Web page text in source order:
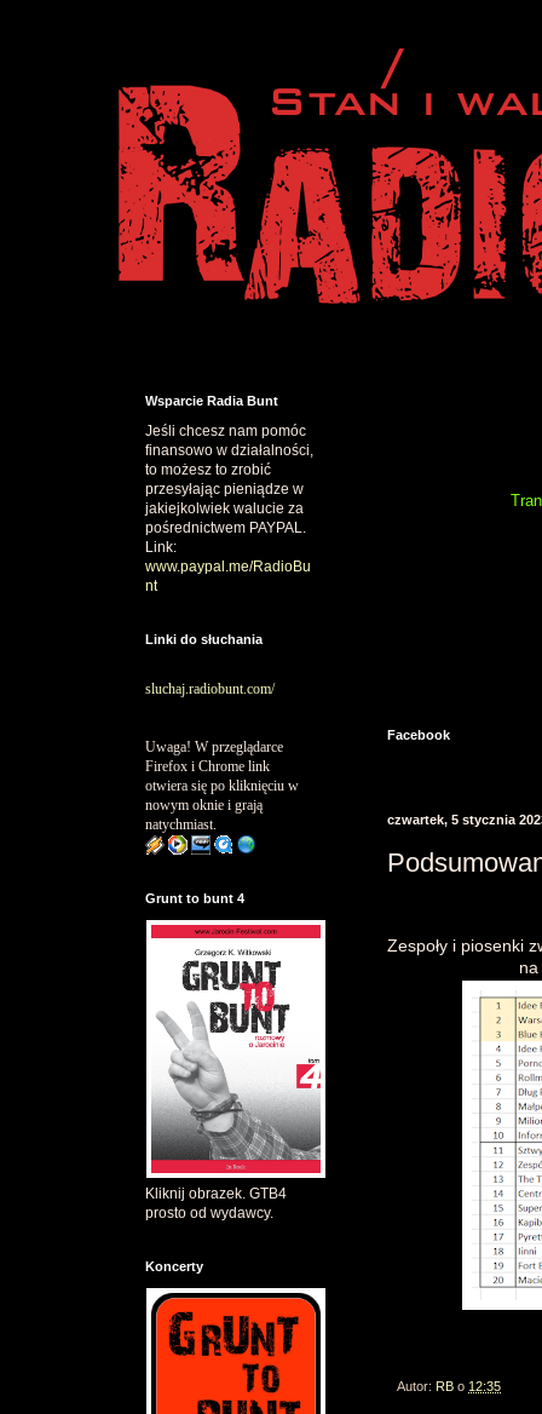
Facebook
czwartek, 5 stycznia
Zespoły i piosenki
na
Autor: RB o 12:35
Wsparcie Radia Bunt
Jeśli chcesz nam pomóc
finansowo w działalności,
to możesz to zrobić
przesyłając pieniądze w
jakiejkolwiek walucie za
pośrednictwem PAYPAL.
Link:
www.paypal.me/RadioBu
nt
Linki do słuchania
sluchaj.radiobunt.com/
Uwaga! W przeglądarce
Firefox i Chrome link
otwiera się po kliknięciu w
nowym oknie i grają
natychmiast.
Grunt to bunt 4
Kliknij obrazek. GTB4
prosto od wydawcy.
Koncerty